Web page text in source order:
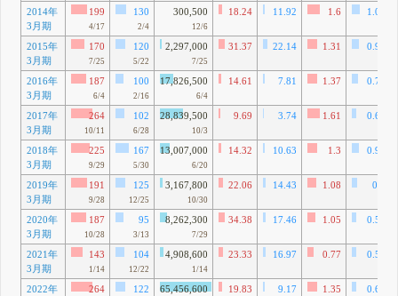
2014年
3月期
199
4/17
130
2/4
300,500
12/6
18.24 11.92 1.6 1.05
2015年
3月期
170
7/25
120
5/22
2,297,000
7/25
31.37 22.14 1.31 0.93
2016年
3月期
187
6/4
100
2/16
17,826,500
6/4
14.61 7.81 1.37 0.73
2017年
3月期
264
10/11
102
6/28
28,839,500
10/3
9.69 3.74 1.61 0.62
2018年
3月期
225
9/29
167
5/30
13,007,000
6/20
14.32 10.63 1.3 0.96
2019年
3月期
191
9/28
125
12/25
3,167,800
10/30
22.06 14.43 1.08 0.7
2020年
3月期
187
10/28
95
3/13
8,262,300
7/29
34.38 17.46 1.05 0.53
2021年
3月期
143
1/14
104
12/22
4,908,600
1/14
23.33 16.97 0.77 0.56
2022年
264 122 65,456,600 19.83 9.17 1.35 0.62